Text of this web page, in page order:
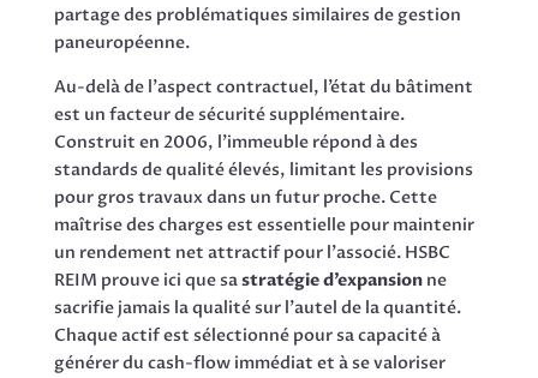
partage des problématiques similaires de gestion
paneuropéenne.
Au-delà de l’aspect contractuel, l’état du bâtiment
est un facteur de sécurité supplémentaire.
Construit en 2006, l’immeuble répond à des
standards de qualité élevés, limitant les provisions
pour gros travaux dans un futur proche. Cette
maîtrise des charges est essentielle pour maintenir
un rendement net attractif pour l’associé. HSBC
REIM prouve ici que sastratégie d’expansionne
sacrifie jamais la qualité sur l’autel de la quantité.
Chaque actif est sélectionné pour sa capacité à
générer du cash-flow immédiat et à se valoriser